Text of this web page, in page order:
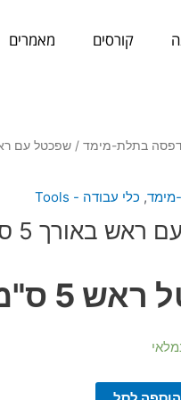
קורסים מאמרים
בתלת-מימד
, כלי עבודה - Tools
באורך 5 ס"מ
5 ס"מ